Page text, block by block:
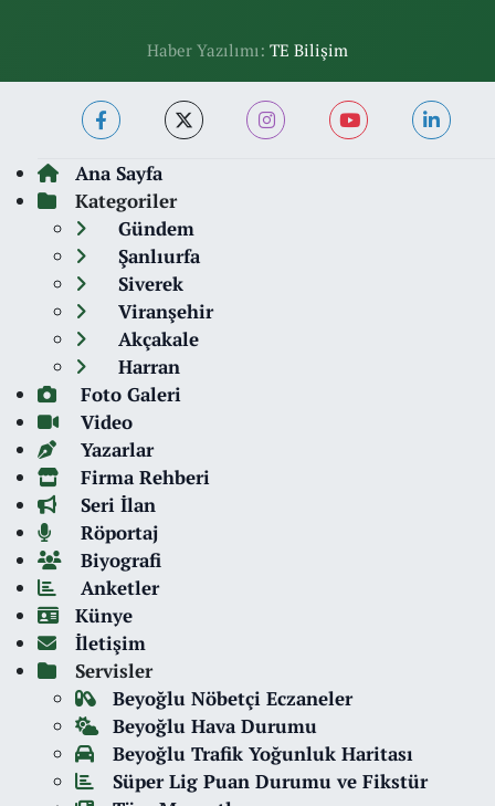
Haber Yazılımı: TE Bilişim
Ana Sayfa
Kategoriler
Gündem
Şanlıurfa
Siverek
Viranşehir
Akçakale
Harran
Foto Galeri
Video
Yazarlar
Firma Rehberi
Seri İlan
Röportaj
Biyografi
Anketler
Künye
İletişim
Servisler
Beyoğlu Nöbetçi Eczaneler
Beyoğlu Hava Durumu
Beyoğlu Trafik Yoğunluk Haritası
Süper Lig Puan Durumu ve Fikstür